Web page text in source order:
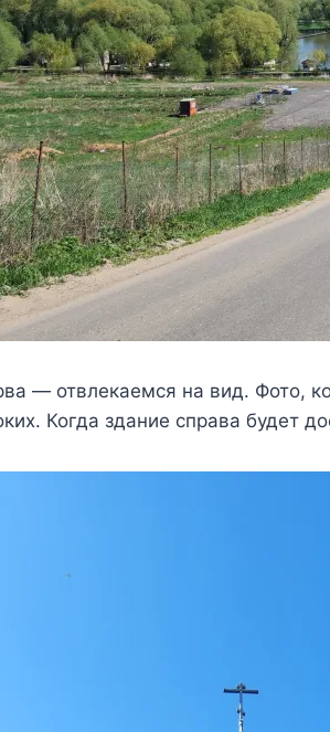
— отвлекаемся на вид. Фото,
Когда здание справа будет